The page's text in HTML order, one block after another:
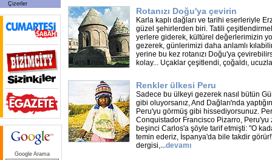
Çizerler
Google Arama
Rotanızı Doğu'ya çevirin
Karla kaplı dağları ve tarihi eserleriyle
güzel şehirlerden biri. Tatili
yerlere giderek, kültürel değerlerimizin
gezerek, günlerimizi daha anlamlı
yerine bu kez rotanızı Doğu'ya
kolay... Uçaklar çeşitlendi, çoğaldı,
Renkler ülkesi Peru
Sadece bu ülkeyi gezerek nasıl bütün
gibi oluyorsanız, And Dağları'nda
Peru'yu görmüş gibi hissediyorsunuz.
Conquistador Francisco Pizarro, Peru'yu
beşinci Carlos'a şöyle tarif etmişti: "O
temin ederiz, İspanya'da bile takdir
dergisi,...devamı